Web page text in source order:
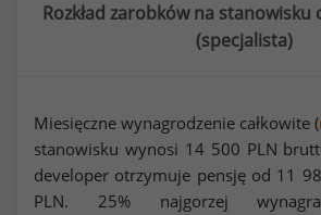
Rozkład zarobków na stanowisku
(specjalista)
Miesięczne wynagrodzenie całkowite (
stanowisku wynosi 14 500 PLN
developer otrzymuje pensję od 11
PLN. 25% najgorzej